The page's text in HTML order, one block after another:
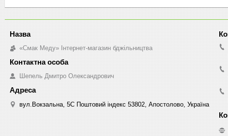
«Смак Меду» Інтернет-магазин бджільництва
Шепель Дмитро Олександрович
вул.Вокзальна, 5С Поштовий індекс 53802, Апостолово, Україна